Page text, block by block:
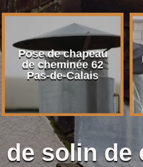
Pose de chapeau
de cheminée 62
Pas-de-Calais
solin de